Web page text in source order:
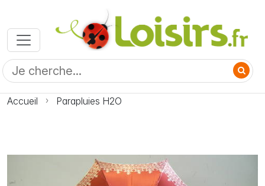
Accueil Parapluies H2O
Photo Parapluies H2O